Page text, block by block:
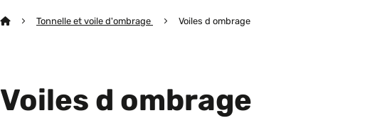
Tonnelle et voile d'ombrage Voiles d ombrage
Voiles d ombrage